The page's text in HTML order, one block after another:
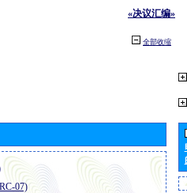
«决议汇编»
全部收缩
07)